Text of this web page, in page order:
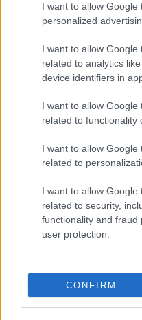
I want to allow Google
personalized
I want to allow Google
related to analytics
device identifiers in
I want to allow Google
related to functionality
I want to allow Google
related to
I want to allow Google
related to security,
functionality and
user protection.
CONFIRM
Τζακ Ριντ
για τους νόμους
οικονομική
ρατσιστικά και
τις γυναίκες με
περί σεξουαλικής
οποίους οΧέγκσεθ
«Ο Τραμπ μου
την κουλτούρα
υπουργείο
ευχαρίστησε τη
ανθρώπους που